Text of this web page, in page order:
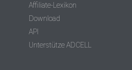
Affiliate-Lexikon
Download
API
Unterstütze ADCELL